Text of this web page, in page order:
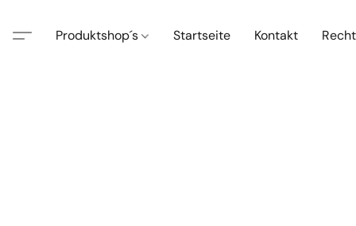
Produktshop´s Startseite Kontakt